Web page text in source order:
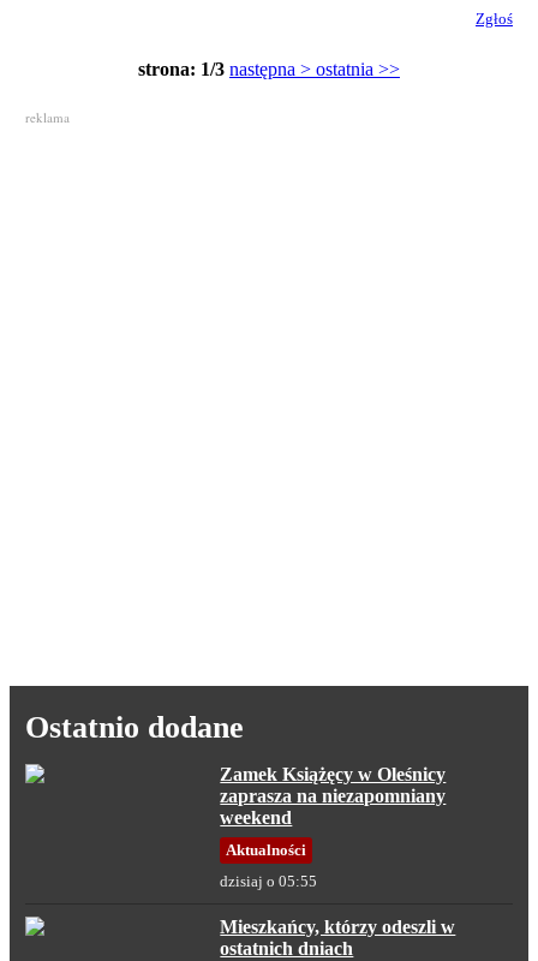
Zgłoś
strona: 1/3 następna > ostatnia >>
reklama
Ostatnio dodane
Zamek Książęcy w Oleśnicy
zaprasza na niezapomniany
weekend
Aktualności
dzisiaj o 05:55
Mieszkańcy, którzy odeszli w
ostatnich dniach